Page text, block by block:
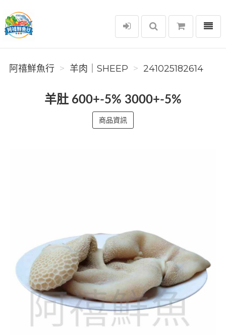
阿禧鮮魚行
選單
阿禧鮮魚行 羊肉｜SHEEP 241025182614
羊肚 600+-5% 3000+-5%
商品資訊